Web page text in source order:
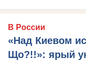
В России
«Над Киевом
Що?!!»: ярый